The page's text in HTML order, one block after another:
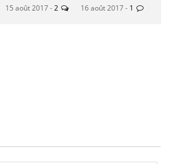
15 août 2017 -2 16 août 2017 - 1